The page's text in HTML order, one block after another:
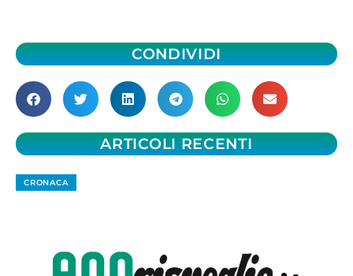
CONDIVIDI
ARTICOLI RECENTI
CRONACA